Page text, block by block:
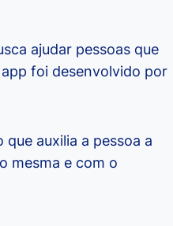
ajudar pessoas que
foi desenvolvido por
auxilia a pessoa a
mesma e com o